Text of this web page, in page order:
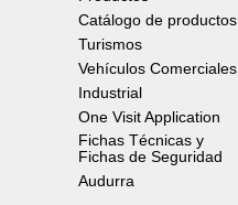
Catálogo de productos
Turismos
Vehículos Comerciales
Industrial
One Visit Application
Fichas Técnicas y
Fichas de Seguridad
Audurra